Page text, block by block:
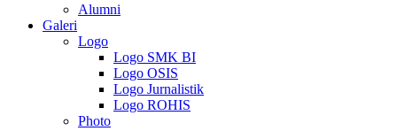
Alumni
Galeri
Logo
Logo SMK BI
Logo OSIS
Logo Jurnalistik
Logo ROHIS
Photo